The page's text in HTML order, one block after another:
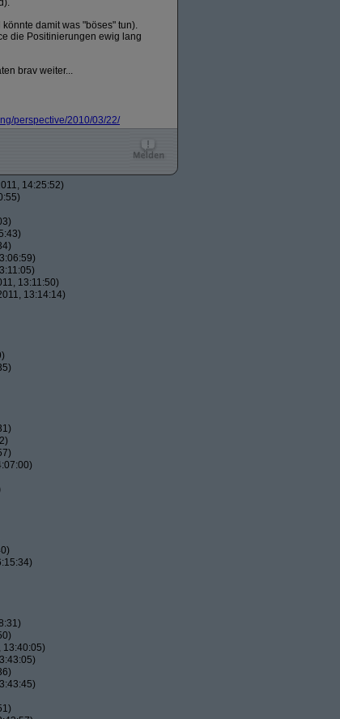
damit was "böses" tun).
die Positinierungen ewig lang
brav weiter...
perspective/2010/03/22/
14:25:52)
13:11:50)
13:14:14)
13:40:05)